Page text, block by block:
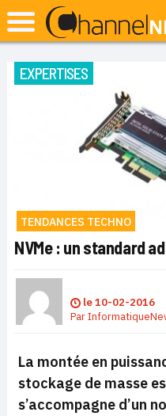
EXPERTISES
TENDANCES TECHNO
NVMe : un standard
le10-02-2016
Par
La montée en
stockage de masse
s’accompagne d’un